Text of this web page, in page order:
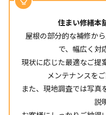
住まい修繕本
屋根の部分的な補修か
で、幅広く対
現状に応じた最適なご提
メンテナンスを
また、現地調査では写真
説